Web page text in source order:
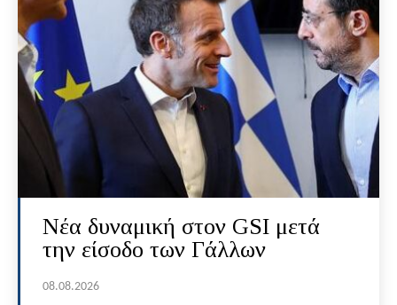
Νέα δυναμική στον GSI μετά
την είσοδο των Γάλλων
08.08.2026